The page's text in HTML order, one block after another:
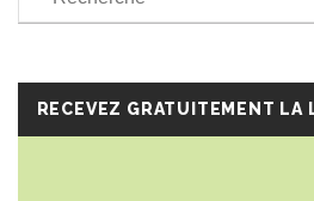
RECEVEZ GRATUITEMENT LA